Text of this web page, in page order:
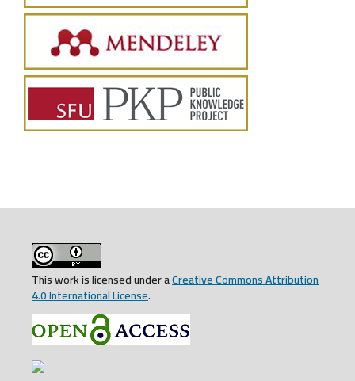
This work is licensed under aCreative Commons Attribution
4.0 International License.